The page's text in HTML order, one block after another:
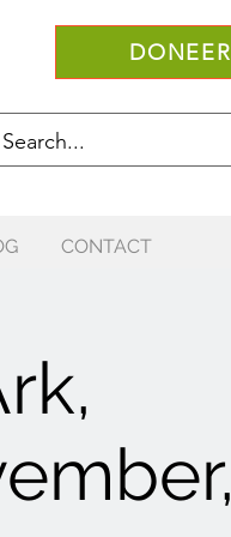
CONTACT
DONEER